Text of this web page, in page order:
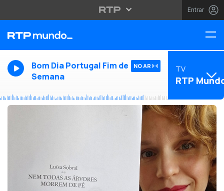
Entrar
Bom Dia Portugal Fim de
Semana
NO AR TV
RTP